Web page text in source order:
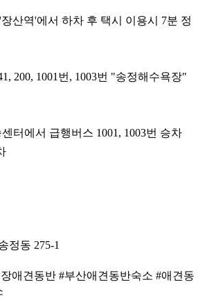
산역'에서 하차 후 택시 이용시 7분 정
200, 1001번, 1003번 "송정해수욕장"
터에서 급행버스 1001, 1003번 승차
정동 275-1
애견동반 #부산애견동반숙소 #애견동